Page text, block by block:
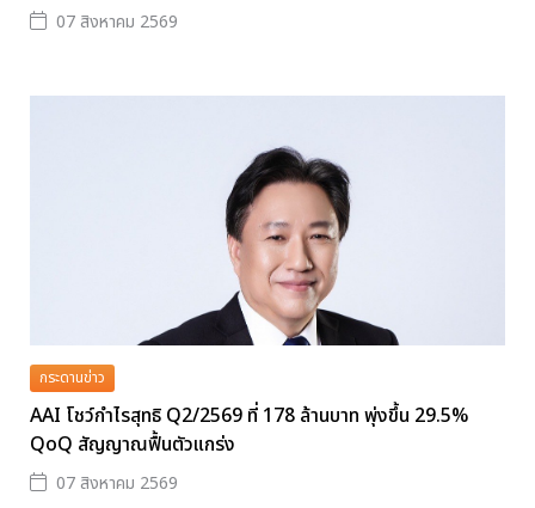
07 สิงหาคม 2569
กระดานข่าว
AAI โชว์กำไรสุทธิ Q2/2569 ที่ 178 ล้านบาท พุ่งขึ้น 29.5%
QoQ สัญญาณฟื้นตัวแกร่ง
07 สิงหาคม 2569